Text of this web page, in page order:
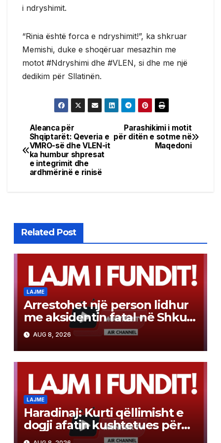
i ndryshimit.
“Rinia është forca e ndryshimit!”, ka shkruar
Memishi, duke e shoqëruar mesazhin me
motot #Ndryshimi dhe #VLEN, si dhe me një
dedikim për Sllatinën.
Post
navigation
Parashikimi i motit
për ditën e sotme në
Maqedoni
Aleanca për
Shqiptarët: Qeveria e
VMRO-së dhe VLEN-it
ka humbur shpresat
e integrimit dhe
ardhmërinë e rinisë
Related Post
LAJME
Arrestohet një person lidhur
me aksidentin fatal në Shkup,
ku dje humbi jetën një 19-
vjeçar
AUG 8, 2026
LAJME
Haradinaj: Kurti qëllimisht e
dogji afatin kushtetues për
konstituimin e Kuvendit